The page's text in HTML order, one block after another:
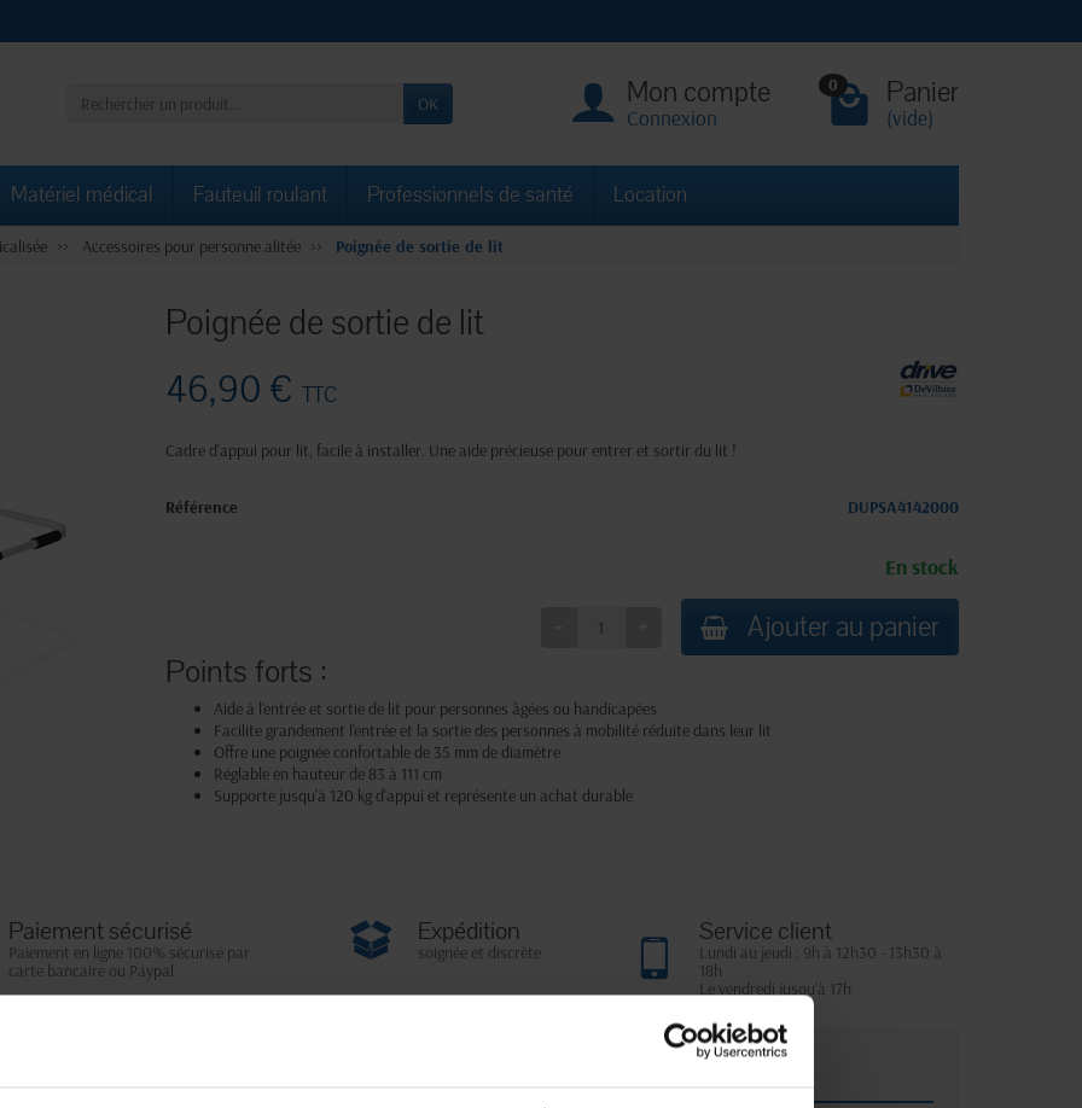
OK Mon compte
Connexion
0 Panier
(vide)
Matériel médical Fauteuil roulant Professionnels de santé Location
Accessoires pour personne alitée Poignée de sortie de lit
Poignée de sortie de lit
46,90 €TTC
Cadre d'appui pour lit, facile à installer. Une aide précieuse pour entrer et sortir du lit !
Référence DUPSA4142000
En stock
Ajouter au panier
Points forts :
Aide à l'entrée et sortie de lit pour personnes âgées ou handicapées
Facilite grandement l'entrée et la sortie des personnes à mobilité réduite dans leur lit
Offre une poignée confortable de 35 mm de diamètre
Réglable en hauteur de 83 à 111 cm
Supporte jusqu'à 120 kg d'appui et représente un achat durable
Paiement sécurisé
Paiement en ligne 100% sécurisé par
carte bancaire ou Paypal
Expédition
soignée et discrète
Service client
Lundi au jeudi : 9h à 12h30 - 13h30 à
18h
Le vendredi jusqu'à 17h